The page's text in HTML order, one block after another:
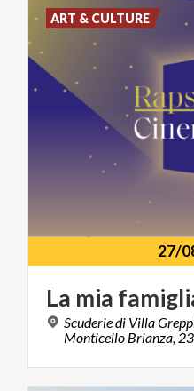
27/
La mia
Scuderie di Villa
Monticello Brianza,
ART & CULTURE